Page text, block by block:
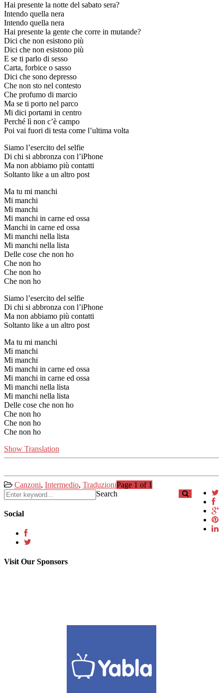
Hai presente la notte del sabato sera?
Intendo quella nera
Intendo quella nera
Hai presente la gente che corre in mutande?
Dici che non esistono più
Dici che non esistono più
E se ti parlo di sesso
Carta, forbice o sasso
Dici che sono depresso
Che non sto nel contesto
Che profumo di marcio
Ma se ti porto nel parco
Mi dici portami in centro
Perché lì non c’è campo
Poi vai fuori di testa come l’ultima volta
Siamo l’esercito del selfie
Di chi si abbronza con l’iPhone
Ma non abbiamo più contatti
Soltanto like a un altro post
Ma tu mi manchi
Mi manchi
Mi manchi
Mi manchi in carne ed ossa
Manchi in carne ed ossa
Mi manchi nella lista
Mi manchi nella lista
Delle cose che non ho
Che non ho
Che non ho
Che non ho
Siamo l’esercito del selfie
Di chi si abbronza con l’iPhone
Ma non abbiamo più contatti
Soltanto like a un altro post
Ma tu mi manchi
Mi manchi
Mi manchi
Mi manchi in carne ed ossa
Mi manchi in carne ed ossa
Mi manchi nella lista
Mi manchi nella lista
Delle cose che non ho
Che non ho
Che non ho
Che non ho
Show Translation
Canzoni, Intermedio, TraduzioniPage 1 of 1
Search
Social
Visit Our Sponsors